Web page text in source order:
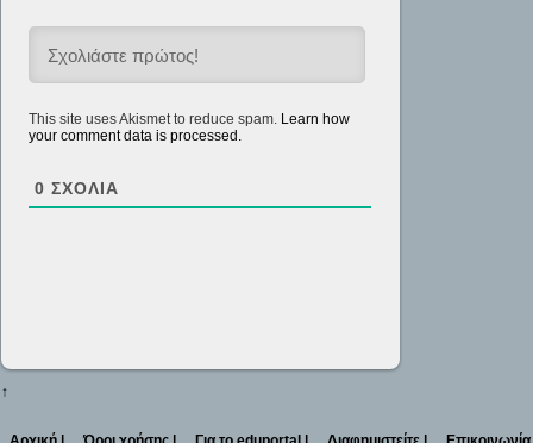
This site uses Akismet to reduce spam. Learn how
your comment data is processed.
0 ΣΧΌΛΙΑ
↑